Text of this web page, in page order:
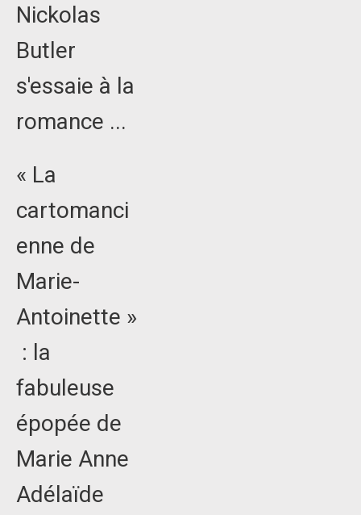
Nickolas
Butler
s'essaie à la
romance ...
« La
cartomanci
enne de
Marie-
Antoinette »
: la
fabuleuse
épopée de
Marie Anne
Adélaïde